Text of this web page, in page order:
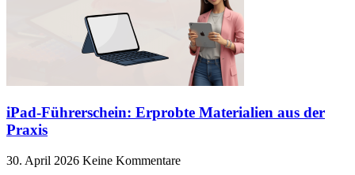
iPad-Führerschein: Erprobte Materialien aus der
Praxis
30. April 2026 Keine Kommentare